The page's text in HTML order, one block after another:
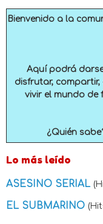
Bienvenido a la
Aquí podrá
disfrutar, compartir,
vivir el mundo
¿Quién
Lo más leído
ASESINO SERIAL
EL SUBMARINO